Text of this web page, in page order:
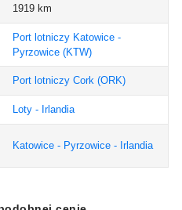
1919 km
Port lotniczy Katowice -
Pyrzowice (KTW)
Port lotniczy Cork (ORK)
Loty - Irlandia
Katowice - Pyrzowice - Irlandia